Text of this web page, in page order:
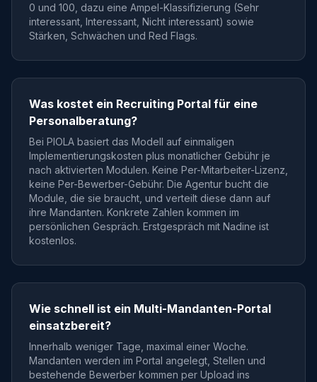
0 und 100, dazu eine Ampel-Klassifizierung (Sehr
interessant, Interessant, Nicht interessant) sowie
Stärken, Schwächen und Red Flags.
Was kostet ein Recruiting Portal für eine
Personalberatung?
Bei PIOLA basiert das Modell auf einmaligen
Implementierungskosten plus monatlicher Gebühr je
nach aktivierten Modulen. Keine Per-Mitarbeiter-Lizenz,
keine Per-Bewerber-Gebühr. Die Agentur bucht die
Module, die sie braucht, und verteilt diese dann auf
ihre Mandanten. Konkrete Zahlen kommen im
persönlichen Gespräch. Erstgespräch mit Nadine ist
kostenlos.
Wie schnell ist ein Multi-Mandanten-Portal
einsatzbereit?
Innerhalb weniger Tage, maximal einer Woche.
Mandanten werden im Portal angelegt, Stellen und
bestehende Bewerber kommen per Upload ins